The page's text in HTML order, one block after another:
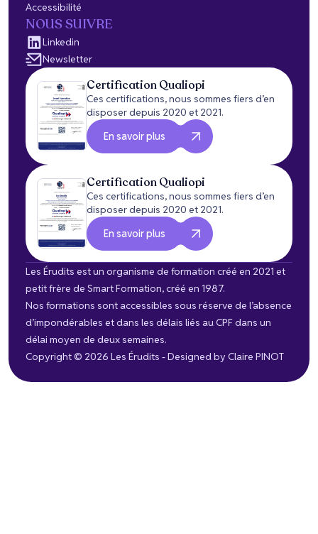
Accessibilité
NOUS SUIVRE
Linkedin
Newsletter
Certification Qualiopi
Ces certifications, nous sommes fiers d’en
disposer depuis 2020 et 2021.
En savoir plus
Certification Qualiopi
Ces certifications, nous sommes fiers d’en
disposer depuis 2020 et 2021.
En savoir plus
Les Érudits est un organisme de formation créé en 2021 et
petit frère de Smart Formation, créé en 1987.
Nos formations sont accessibles sous réserve de l’absence
d’impondérables et dans les délais liés au CPF dans un
délai moyen de deux semaines.
Copyright © 2026 Les Érudits - Designed by Claire PINOT